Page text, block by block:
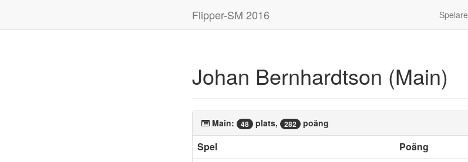
Flipper-SM 2016 Spelare
Johan Bernhardtson (Main)
Main: 48 plats, 282 poäng
Spel Poäng